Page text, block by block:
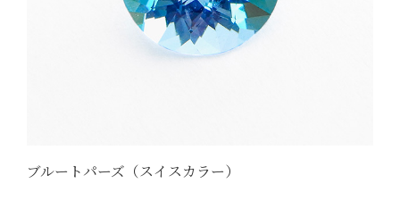
ブルートパーズ（スイスカラー）